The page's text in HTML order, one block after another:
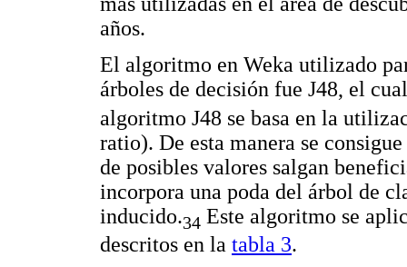
años.
El algoritmo en Weka utilizado
árboles de decisión fue J48, el
algoritmo J48 se basa en la
ratio). De esta manera se
de posibles valores salgan
incorpora una poda del árbol de
inducido.34 Este algoritmo se
descritos en la tabla 3.